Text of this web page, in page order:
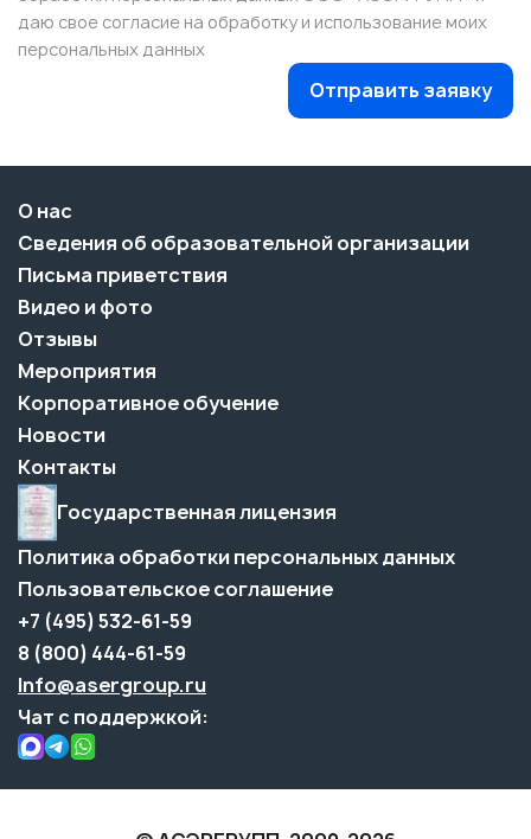
даю свое согласие на обработку и использование моих
персональных данных
Отправить заявку
О нас
Сведения об образовательной организации
Письма приветствия
Видео и фото
Отзывы
Мероприятия
Корпоративное обучение
Новости
Контакты
Государственная лицензия
Политика обработки персональных данных
Пользовательское соглашение
+7 (495) 532-61-59
8 (800) 444-61-59
Info@asergroup.ru
Чат с поддержкой: